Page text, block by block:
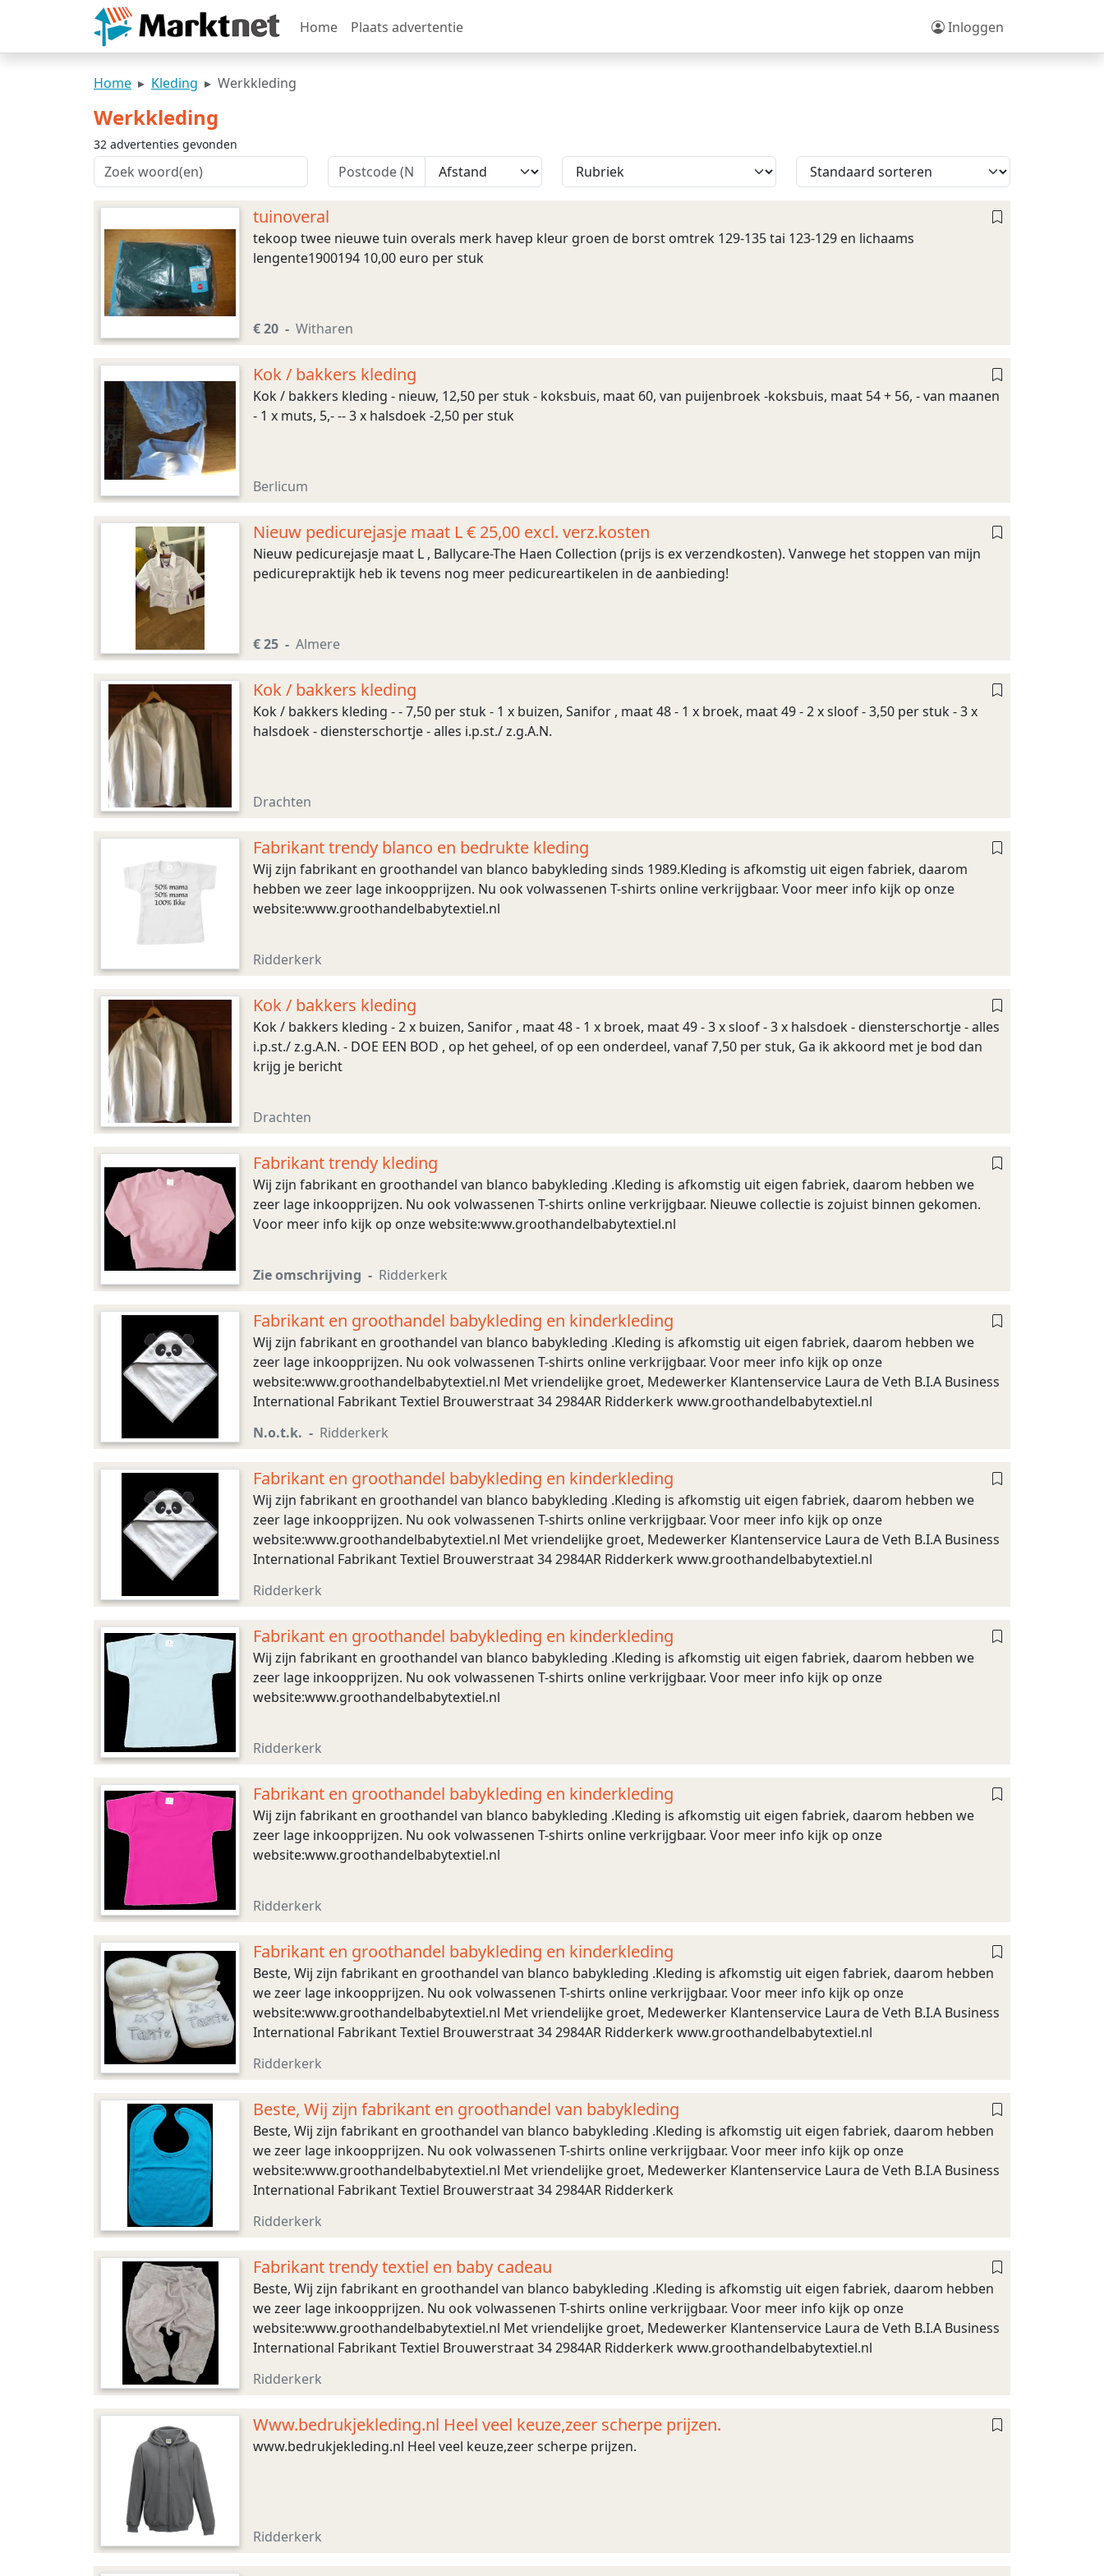
Home Plaats advertentie Inloggen
Home Kleding Werkkleding
Werkkleding
32 advertenties gevonden
tuinoveral
tekoop twee nieuwe tuin overals merk havep kleur groen de borst omtrek 129-135 tai 123-129 en lichaams
lengente1900194 10,00 euro per stuk
€ 20 Witharen
Kok / bakkers kleding
Kok / bakkers kleding - nieuw, 12,50 per stuk - koksbuis, maat 60, van puijenbroek -koksbuis, maat 54 + 56, - van maanen
- 1 x muts, 5,- -- 3 x halsdoek -2,50 per stuk
Berlicum
Nieuw pedicurejasje maat L € 25,00 excl. verz.kosten
Nieuw pedicurejasje maat L , Ballycare-The Haen Collection (prijs is ex verzendkosten). Vanwege het stoppen van mijn
pedicurepraktijk heb ik tevens nog meer pedicureartikelen in de aanbieding!
€ 25 Almere
Kok / bakkers kleding
Kok / bakkers kleding - - 7,50 per stuk - 1 x buizen, Sanifor , maat 48 - 1 x broek, maat 49 - 2 x sloof - 3,50 per stuk - 3 x
halsdoek - diensterschortje - alles i.p.st./ z.g.A.N.
Drachten
Fabrikant trendy blanco en bedrukte kleding
Wij zijn fabrikant en groothandel van blanco babykleding sinds 1989.Kleding is afkomstig uit eigen fabriek, daarom
hebben we zeer lage inkoopprijzen. Nu ook volwassenen T-shirts online verkrijgbaar. Voor meer info kijk op onze
website:www.groothandelbabytextiel.nl
Ridderkerk
Kok / bakkers kleding
Kok / bakkers kleding - 2 x buizen, Sanifor , maat 48 - 1 x broek, maat 49 - 3 x sloof - 3 x halsdoek - diensterschortje - alles
i.p.st./ z.g.A.N. - DOE EEN BOD , op het geheel, of op een onderdeel, vanaf 7,50 per stuk, Ga ik akkoord met je bod dan
krijg je bericht
Drachten
Fabrikant trendy kleding
Wij zijn fabrikant en groothandel van blanco babykleding .Kleding is afkomstig uit eigen fabriek, daarom hebben we
zeer lage inkoopprijzen. Nu ook volwassenen T-shirts online verkrijgbaar. Nieuwe collectie is zojuist binnen gekomen.
Voor meer info kijk op onze website:www.groothandelbabytextiel.nl
Zie omschrijving Ridderkerk
Fabrikant en groothandel babykleding en kinderkleding
Wij zijn fabrikant en groothandel van blanco babykleding .Kleding is afkomstig uit eigen fabriek, daarom hebben we
zeer lage inkoopprijzen. Nu ook volwassenen T-shirts online verkrijgbaar. Voor meer info kijk op onze
website:www.groothandelbabytextiel.nl Met vriendelijke groet, Medewerker Klantenservice Laura de Veth B.I.A Business
International Fabrikant Textiel Brouwerstraat 34 2984AR Ridderkerk www.groothandelbabytextiel.nl
N.o.t.k.
Ridderkerk
Fabrikant en groothandel babykleding en kinderkleding
Wij zijn fabrikant en groothandel van blanco babykleding .Kleding is afkomstig uit eigen fabriek, daarom hebben we
zeer lage inkoopprijzen. Nu ook volwassenen T-shirts online verkrijgbaar. Voor meer info kijk op onze
website:www.groothandelbabytextiel.nl Met vriendelijke groet, Medewerker Klantenservice Laura de Veth B.I.A Business
International Fabrikant Textiel Brouwerstraat 34 2984AR Ridderkerk www.groothandelbabytextiel.nl
Ridderkerk
Fabrikant en groothandel babykleding en kinderkleding
Wij zijn fabrikant en groothandel van blanco babykleding .Kleding is afkomstig uit eigen fabriek, daarom hebben we
zeer lage inkoopprijzen. Nu ook volwassenen T-shirts online verkrijgbaar. Voor meer info kijk op onze
website:www.groothandelbabytextiel.nl
Ridderkerk
Fabrikant en groothandel babykleding en kinderkleding
Wij zijn fabrikant en groothandel van blanco babykleding .Kleding is afkomstig uit eigen fabriek, daarom hebben we
zeer lage inkoopprijzen. Nu ook volwassenen T-shirts online verkrijgbaar. Voor meer info kijk op onze
website:www.groothandelbabytextiel.nl
Ridderkerk
Fabrikant en groothandel babykleding en kinderkleding
Beste, Wij zijn fabrikant en groothandel van blanco babykleding .Kleding is afkomstig uit eigen fabriek, daarom hebben
we zeer lage inkoopprijzen. Nu ook volwassenen T-shirts online verkrijgbaar. Voor meer info kijk op onze
website:www.groothandelbabytextiel.nl Met vriendelijke groet, Medewerker Klantenservice Laura de Veth B.I.A Business
International Fabrikant Textiel Brouwerstraat 34 2984AR Ridderkerk www.groothandelbabytextiel.nl
Ridderkerk
Beste, Wij zijn fabrikant en groothandel van babykleding
Beste, Wij zijn fabrikant en groothandel van blanco babykleding .Kleding is afkomstig uit eigen fabriek, daarom hebben
we zeer lage inkoopprijzen. Nu ook volwassenen T-shirts online verkrijgbaar. Voor meer info kijk op onze
website:www.groothandelbabytextiel.nl Met vriendelijke groet, Medewerker Klantenservice Laura de Veth B.I.A Business
International Fabrikant Textiel Brouwerstraat 34 2984AR Ridderkerk
Ridderkerk
Fabrikant trendy textiel en baby cadeau
Beste, Wij zijn fabrikant en groothandel van blanco babykleding .Kleding is afkomstig uit eigen fabriek, daarom hebben
we zeer lage inkoopprijzen. Nu ook volwassenen T-shirts online verkrijgbaar. Voor meer info kijk op onze
website:www.groothandelbabytextiel.nl Met vriendelijke groet, Medewerker Klantenservice Laura de Veth B.I.A Business
International Fabrikant Textiel Brouwerstraat 34 2984AR Ridderkerk www.groothandelbabytextiel.nl
Ridderkerk
Www.bedrukjekleding.nl Heel veel keuze,zeer scherpe prijzen.
www.bedrukjekleding.nl Heel veel keuze,zeer scherpe prijzen.
Ridderkerk